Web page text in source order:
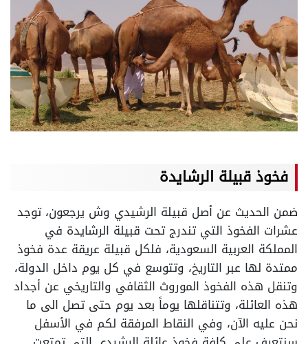
فخوذ قبيلة الرشايدة
ضمن الحديث عن أصل قبيلة الرشيدي وش يرجعون، توجد
عشرات الفخوذ التي تندرج تحت قبيلة الرشايدة في
المملكة العربية السعودية، فلكل قبيلة عريقة عدة فخوذ
ممتدة لها عبر التاريخ، وتتوسع في كل يوم داخل الدولة،
وتنقل هذه الفخوذ الموروث الثقافي والتاريخي عن أجداد
هذه العائلة، وتتناقلها يوماً بعد يوم حتى تصل الى ما
نحن عليه الآن، وفي النقاط المرفقة لكم في الأسفل